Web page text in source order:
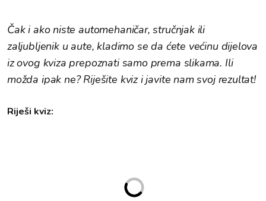
Čak i ako niste automehaničar, stručnjak ili
zaljubljenik u aute, kladimo se da ćete većinu dijelova
iz ovog kviza prepoznati samo prema slikama. Ili
možda ipak ne? Riješite kviz i javite nam svoj rezultat!
Riješi kviz: